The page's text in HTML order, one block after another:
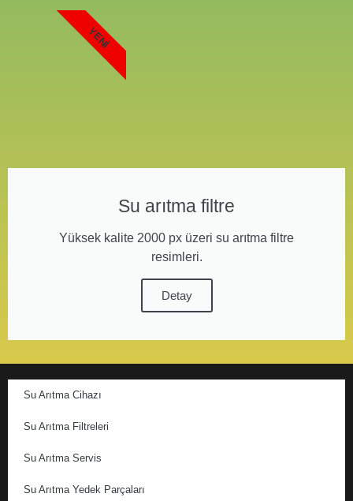
Su arıtma filtre
Yüksek kalite 2000 px üzeri su arıtma filtre
resimleri.
Detay
YENI
Su Arıtma Cihazı
Su Arıtma Filtreleri
Su Arıtma Servis
Su Arıtma Yedek Parçaları